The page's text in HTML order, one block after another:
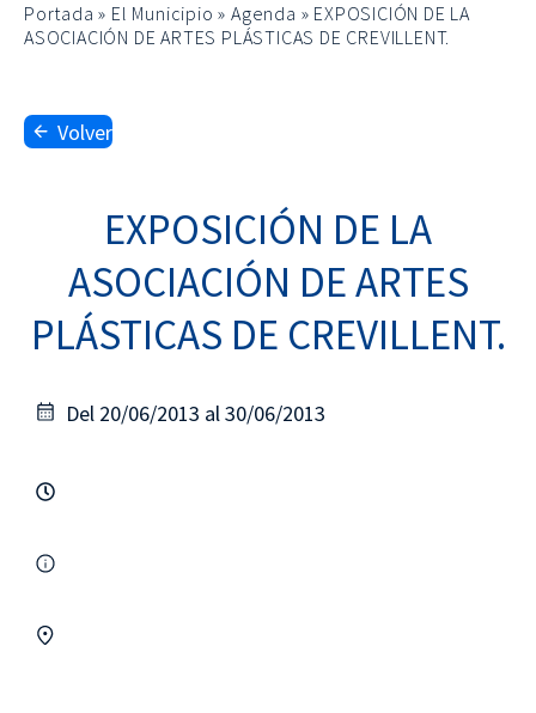
Portada » El Municipio »Agenda » EXPOSICIÓN DE LA
ASOCIACIÓN DE ARTES PLÁSTICAS DE CREVILLENT.
Volver
EXPOSICIÓN DE LA
ASOCIACIÓN DE ARTES
PLÁSTICAS DE CREVILLENT.
Del 20/06/2013 al 30/06/2013